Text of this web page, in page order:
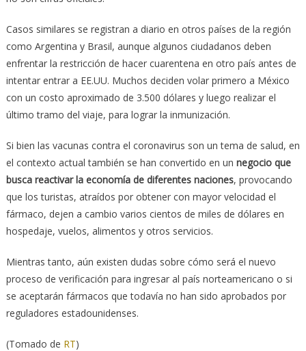
Casos similares se registran a diario en otros países de la región
como Argentina y Brasil, aunque algunos ciudadanos deben
enfrentar la restricción de hacer cuarentena en otro país antes de
intentar entrar a EE.UU. Muchos deciden volar primero a México
con un costo aproximado de 3.500 dólares y luego realizar el
último tramo del viaje, para lograr la inmunización.
Si bien las vacunas contra el coronavirus son un tema de salud, en
el contexto actual también se han convertido en un negocio que
busca reactivar la economía de diferentes naciones, provocando
que los turistas, atraídos por obtener con mayor velocidad el
fármaco, dejen a cambio varios cientos de miles de dólares en
hospedaje, vuelos, alimentos y otros servicios.
Mientras tanto, aún existen dudas sobre cómo será el nuevo
proceso de verificación para ingresar al país norteamericano o si
se aceptarán fármacos que todavía no han sido aprobados por
reguladores estadounidenses.
(Tomado de RT)